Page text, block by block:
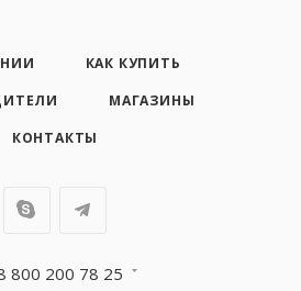
КАК КУПИТЬ
МАГАЗИНЫ
КОНТАКТЫ
800 200 78 25